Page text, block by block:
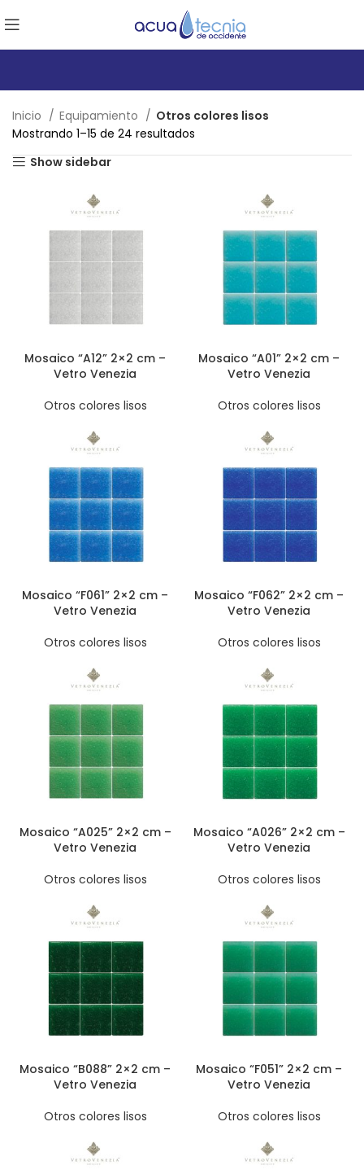
Inicio Equipamiento
Otros colores lisos
Mostrando 1–15 de 24 resultados
Show sidebar
Mosaico “A12” 2×2 cm –
Vetro Venezia
Otros colores lisos
Mosaico “A01” 2×2 cm –
Vetro Venezia
Otros colores lisos
Mosaico “F061” 2×2 cm –
Vetro Venezia
Otros colores lisos
Mosaico “F062” 2×2 cm –
Vetro Venezia
Otros colores lisos
Mosaico “A025” 2×2 cm –
Vetro Venezia
Otros colores lisos
Mosaico “A026” 2×2 cm –
Vetro Venezia
Otros colores lisos
Mosaico “B088” 2×2 cm –
Vetro Venezia
Otros colores lisos
Mosaico “F051” 2×2 cm –
Vetro Venezia
Otros colores lisos